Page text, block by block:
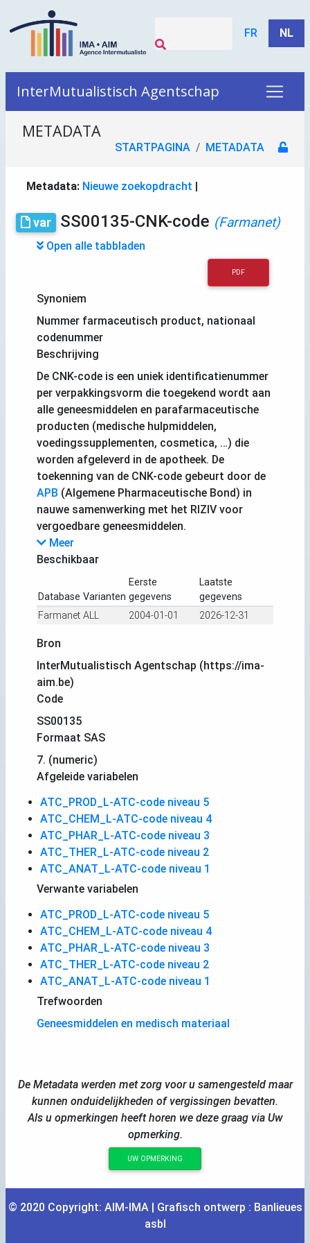
FR NL
InterMutualistisch Agentschap
METADATA
STARTPAGINA METADATA
Metadata: Nieuwe zoekopdracht |
var SS00135-CNK-code (Farmanet)
Open alle tabbladen
PDF
Synoniem
Nummer farmaceutisch product, nationaal
codenummer
Beschrijving
De CNK-code is een uniek identificatienummer
per verpakkingsvorm die toegekend wordt aan
alle geneesmiddelen en parafarmaceutische
producten (medische hulpmiddelen,
voedingssupplementen, cosmetica, …) die
worden afgeleverd in de apotheek. De
toekenning van de CNK-code gebeurt door de
APB (Algemene Pharmaceutische Bond) in
nauwe samenwerking met het RIZIV voor
vergoedbare geneesmiddelen.
Meer
Beschikbaar
Database Varianten
Eerste
gegevens
Laatste
gegevens
Farmanet ALL 2004-01-01 2026-12-31
Bron
InterMutualistisch Agentschap (https://ima-
aim.be)
Code
SS00135
Formaat SAS
7. (numeric)
Afgeleide variabelen
ATC_PROD_L-ATC-code niveau 5
ATC_CHEM_L-ATC-code niveau 4
ATC_PHAR_L-ATC-code niveau 3
ATC_THER_L-ATC-code niveau 2
ATC_ANAT_L-ATC-code niveau 1
Verwante variabelen
ATC_PROD_L-ATC-code niveau 5
ATC_CHEM_L-ATC-code niveau 4
ATC_PHAR_L-ATC-code niveau 3
ATC_THER_L-ATC-code niveau 2
ATC_ANAT_L-ATC-code niveau 1
Trefwoorden
Geneesmiddelen en medisch materiaal
De Metadata werden met zorg voor u samengesteld maar
kunnen onduidelijkheden of vergissingen bevatten.
Als u opmerkingen heeft horen we deze graag via Uw
opmerking.
UW OPMERKING
© 2020 Copyright: AIM-IMA| Grafisch ontwerp : Banlieues
asbl